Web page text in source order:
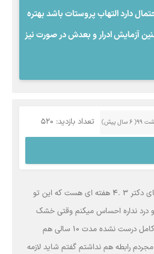
التهاب پروستات باشد بهتره
آزمایش ادرار و بعدش در صورت نیز
تعداد بازدید: 520
سلام نماز روزه هاتون قبول آقای دکتر ۳ .۴ هفته ای هست که این تو
نداره احساس میکنم وقتی خشک
نگهش میدارم بهتر میشه اما کامل درست نشده مدت ۱۰ سالی هم
رابطه هم نداشتم گفتم شاید لازمه